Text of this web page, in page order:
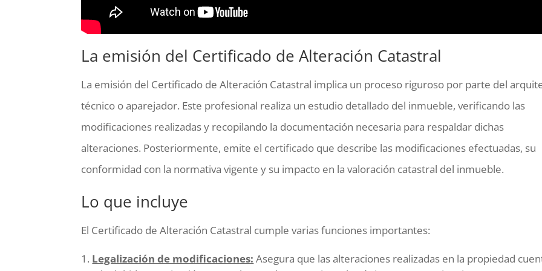
La emisión del Certificado de Alteración Catastral
La emisión del Certificado de Alteración Catastral implica un proceso riguroso por parte del
técnico o aparejador. Este profesional realiza un estudio detallado del inmueble, verificando las
modificaciones realizadas y recopilando la documentación necesaria para respaldar dichas
alteraciones. Posteriormente, emite el certificado que describe las modificaciones efectuadas, su
conformidad con la normativa vigente y su impacto en la valoración catastral del inmueble.
Lo que incluye
El Certificado de Alteración Catastral cumple varias funciones importantes:
Legalización de modificaciones: Asegura que las alteraciones realizadas en la propiedad